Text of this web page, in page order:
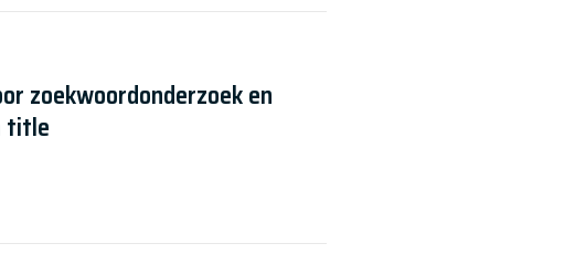
zoekwoordonderzoek en
title